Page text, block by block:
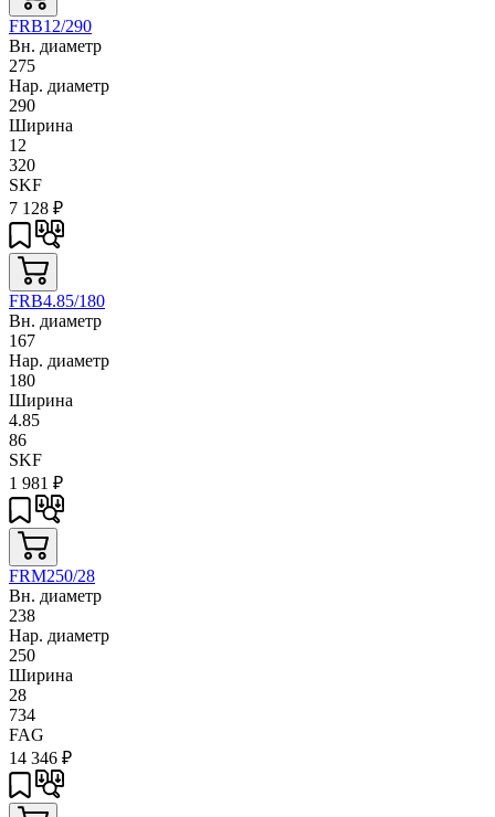
FRB12/290
Вн. диаметр
275
Нар. диаметр
290
Ширина
12
320
SKF
7 128 ₽
FRB4.85/180
Вн. диаметр
167
Нар. диаметр
180
Ширина
4.85
86
SKF
1 981 ₽
FRM250/28
Вн. диаметр
238
Нар. диаметр
250
Ширина
28
734
FAG
14 346 ₽